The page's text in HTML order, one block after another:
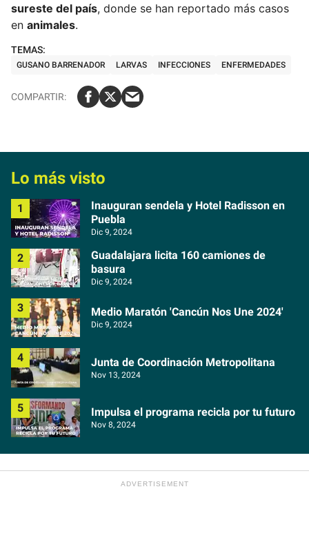
sureste del país, donde se han reportado más casos
en animales.
GUSANO BARRENADOR LARVAS INFECCIONES ENFERMEDADES
Lo más visto
Inauguran sendela y Hotel Radisson en
Puebla
Dic 9, 2024
Guadalajara licita 160 camiones de
basura
Dic 9, 2024
Medio Maratón 'Cancún Nos Une 2024'
Dic 9, 2024
Junta de Coordinación Metropolitana
Nov 13, 2024
Impulsa el programa recicla por tu futuro
Nov 8, 2024